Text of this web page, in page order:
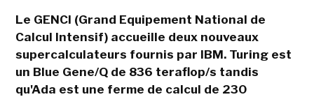
Le GENCI (Grand Equipement National de
Calcul Intensif) accueille deux nouveaux
supercalculateurs fournis par IBM. Turing est
un Blue Gene/Q de 836 teraflop/s tandis
qu'Ada est une ferme de calcul de 230